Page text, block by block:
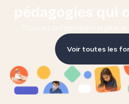
Voir toutes les